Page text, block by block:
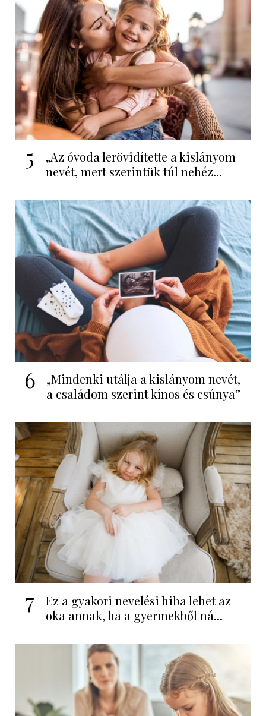
5
„Az óvoda lerövidítette a kislányom
nevét, mert szerintük túl nehéz...
6
„Mindenki utálja a kislányom nevét,
a családom szerint kínos és csúnya”
7
Ez a gyakori nevelési hiba lehet az
oka annak, ha a gyermekből ná...